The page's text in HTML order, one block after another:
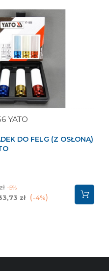
YATO
DO FELG (Z OSŁONĄ)
-5%
zł -4%